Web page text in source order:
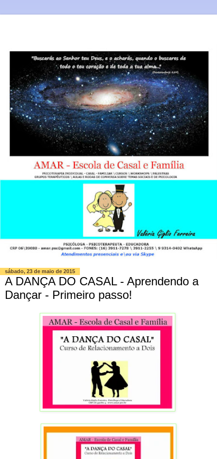
sábado, 23 de maio de 2015
A DANÇA DO CASAL - Aprendendo a
Dançar - Primeiro passo!